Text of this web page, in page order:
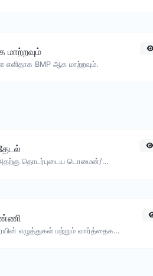
மாற்றவும்
எளிதாக BMP ஆக மாற்றவும்.
ஒரு IP ஐ எடுத்து, அதற்கு தொடர்புடைய டொமைன்/ஹோஸ்டை தேடுங்கள்.
கொடுக்கப்பட்ட உரையின் எழுத்துகள் மற்றும் வார்த்தைகள் எண்ணிக்கையை கணக்கிடுங்கள்.